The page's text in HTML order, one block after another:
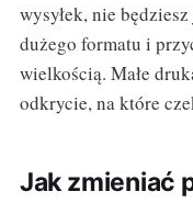
wysyłek, nie
dużego formatu i
wielkością. Małe
odkrycie, na które
Jak zmieniać